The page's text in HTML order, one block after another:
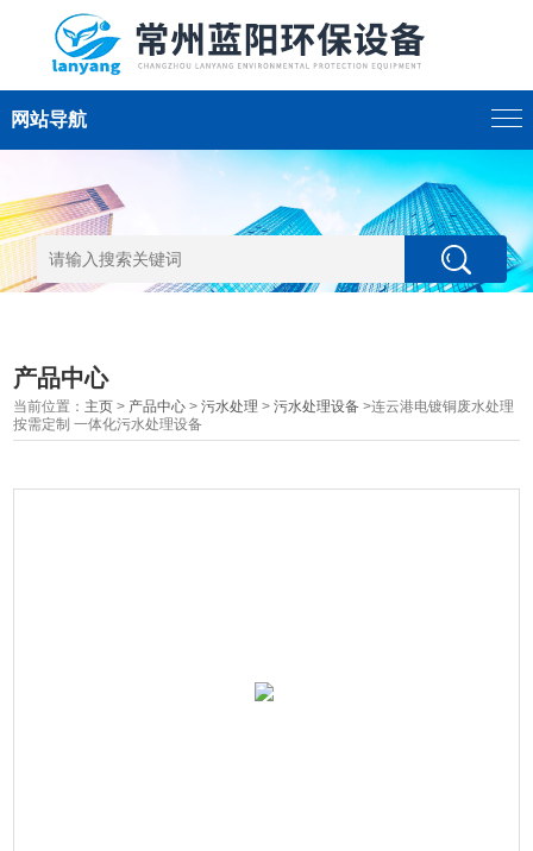
网站导航
产品中心
当前位置： 主页 > 产品中心 >污水处理 >污水处理设备 >连云港电镀铜废水处理
按需定制 一体化污水处理设备